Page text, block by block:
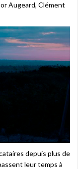
Augeard, Clément
depuis plus de
leur temps à